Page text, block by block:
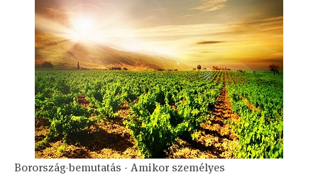
Borország-bemutatás - Amikor személyes